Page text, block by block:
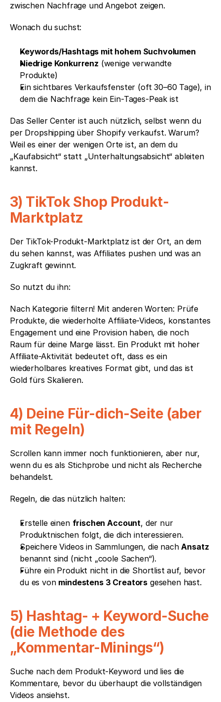
zwischen Nachfrage und Angebot zeigen.
Wonach du suchst:
Keywords/Hashtags mit hohem Suchvolumen
Niedrige Konkurrenz (wenige verwandte
Produkte)
Ein sichtbares Verkaufsfenster (oft 30–60 Tage), in
dem die Nachfrage kein Ein-Tages-Peak ist
Das Seller Center ist auch nützlich, selbst wenn du
per Dropshipping über Shopify verkaufst. Warum?
Weil es einer der wenigen Orte ist, an dem du
„Kaufabsicht“ statt „Unterhaltungsabsicht“ ableiten
kannst.
3) TikTok Shop Produkt-
Marktplatz
Der TikTok-Produkt-Marktplatz ist der Ort, an dem
du sehen kannst, was Affiliates pushen und was an
Zugkraft gewinnt.
So nutzt du ihn:
Nach Kategorie filtern! Mit anderen Worten: Prüfe
Produkte, die wiederholte Affiliate-Videos, konstantes
Engagement und eine Provision haben, die noch
Raum für deine Marge lässt. Ein Produkt mit hoher
Affiliate-Aktivität bedeutet oft, dass es ein
wiederholbares kreatives Format gibt, und das ist
Gold fürs Skalieren.
4) Deine Für-dich-Seite (aber
mit Regeln)
Scrollen kann immer noch funktionieren, aber nur,
wenn du es als Stichprobe und nicht als Recherche
behandelst.
Regeln, die das nützlich halten:
Erstelle einen frischen Account, der nur
Produktnischen folgt, die dich interessieren.
Speichere Videos in Sammlungen, die nach Ansatz
benannt sind (nicht „coole Sachen“).
Führe ein Produkt nicht in die Shortlist auf, bevor
du es von mindestens 3 Creators gesehen hast.
5) Hashtag- + Keyword-Suche
(die Methode des
„Kommentar-Minings“)
Suche nach dem Produkt-Keyword und lies die
Kommentare, bevor du überhaupt die vollständigen
Videos ansiehst.